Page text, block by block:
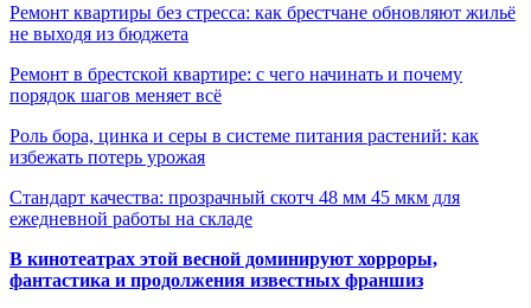
Ремонт квартиры без стресса: как брестчане обновляют жильё
не выходя из бюджета
Ремонт в брестской квартире: с чего начинать и почему
порядок шагов меняет всё
Роль бора, цинка и серы в системе питания растений: как
избежать потерь урожая
Стандарт качества: прозрачный скотч 48 мм 45 мкм для
ежедневной работы на складе
В кинотеатрах этой весной доминируют хорроры,
фантастика и продолжения известных франшиз